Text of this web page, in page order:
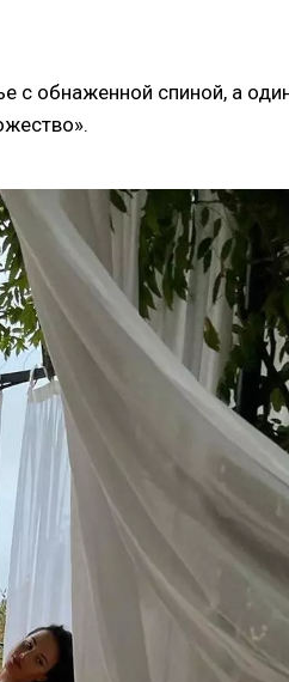
с обнаженной спиной, а